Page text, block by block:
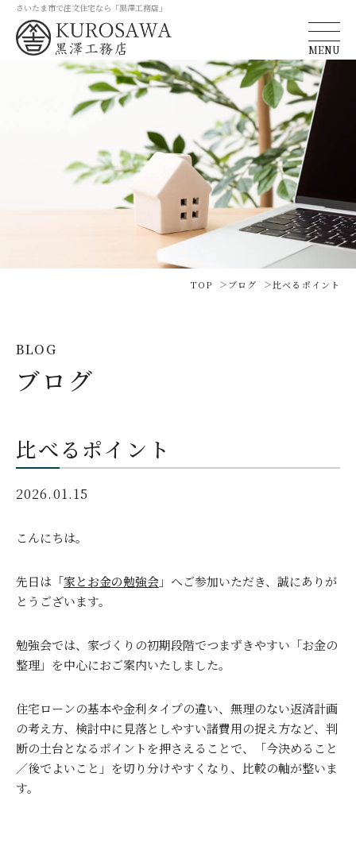
さいたま市で注文住宅なら「黒澤工務店」
MENU
TOP ブログ 比べるポイント
BLOG
ブログ
比べるポイント
2026.01.15
こんにちは。
先日は「家とお金の勉強会」へご参加いただき、誠にありが
とうございます。
勉強会では、家づくりの初期段階でつまずきやすい「お金の
整理」を中心におご案内いたしました。
住宅ローンの基本や金利タイプの違い、無理のない返済計画
の考え方、検討中に見落としやすい諸費用の捉え方など、判
断の土台となるポイントを押さえることで、「今決めること
／後でよいこと」を切り分けやすくなり、比較の軸が整いま
す。